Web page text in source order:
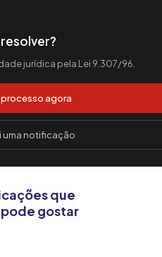
jurídica pela Lei 9.307/96.
processo agora
uma notificação
que
gostar